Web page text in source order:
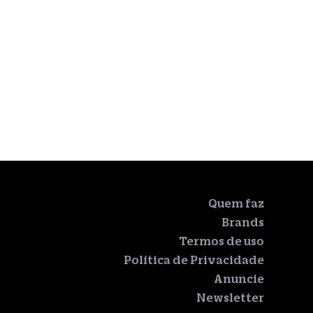
Quem faz
Brands
Termos de uso
Política de Privacidade
Anuncie
Newsletter